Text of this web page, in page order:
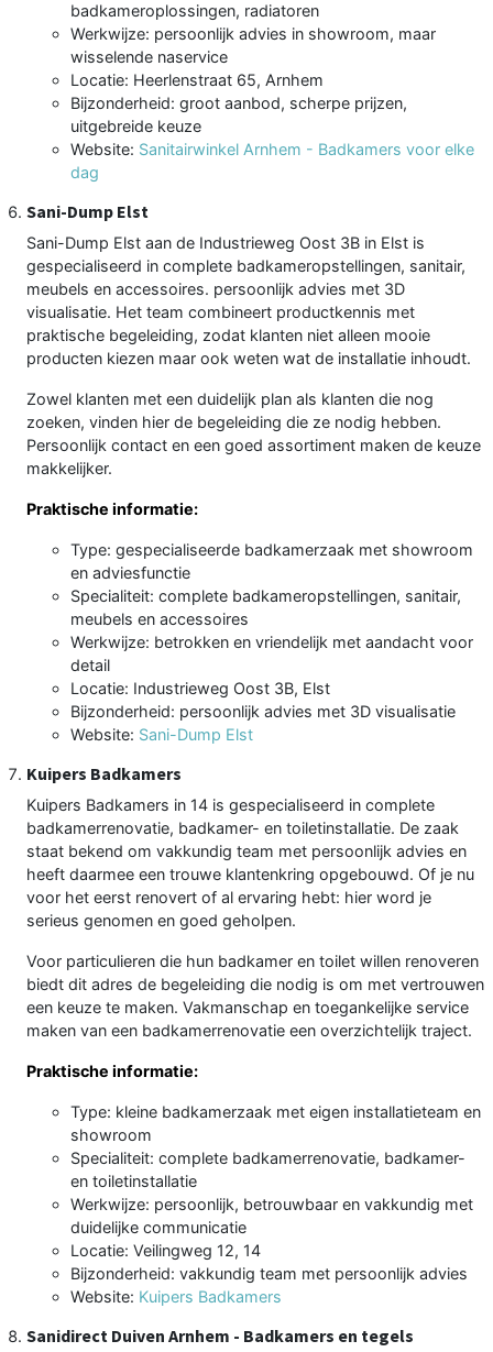
badkameroplossingen, radiatoren
Werkwijze: persoonlijk advies in showroom, maar
wisselende naservice
Locatie: Heerlenstraat 65, Arnhem
Bijzonderheid: groot aanbod, scherpe prijzen,
uitgebreide keuze
Website: Sanitairwinkel Arnhem - Badkamers voor elke
dag
Sani-Dump Elst
Sani-Dump Elst aan de Industrieweg Oost 3B in Elst is
gespecialiseerd in complete badkameropstellingen, sanitair,
meubels en accessoires. persoonlijk advies met 3D
visualisatie. Het team combineert productkennis met
praktische begeleiding, zodat klanten niet alleen mooie
producten kiezen maar ook weten wat de installatie inhoudt.
Zowel klanten met een duidelijk plan als klanten die nog
zoeken, vinden hier de begeleiding die ze nodig hebben.
Persoonlijk contact en een goed assortiment maken de keuze
makkelijker.
Praktische informatie:
Type: gespecialiseerde badkamerzaak met showroom
en adviesfunctie
Specialiteit: complete badkameropstellingen, sanitair,
meubels en accessoires
Werkwijze: betrokken en vriendelijk met aandacht voor
detail
Locatie: Industrieweg Oost 3B, Elst
Bijzonderheid: persoonlijk advies met 3D visualisatie
Website: Sani-Dump Elst
Kuipers Badkamers
Kuipers Badkamers in 14 is gespecialiseerd in complete
badkamerrenovatie, badkamer- en toiletinstallatie. De zaak
staat bekend om vakkundig team met persoonlijk advies en
heeft daarmee een trouwe klantenkring opgebouwd. Of je nu
voor het eerst renovert of al ervaring hebt: hier word je
serieus genomen en goed geholpen.
Voor particulieren die hun badkamer en toilet willen renoveren
biedt dit adres de begeleiding die nodig is om met vertrouwen
een keuze te maken. Vakmanschap en toegankelijke service
maken van een badkamerrenovatie een overzichtelijk traject.
Praktische informatie:
Type: kleine badkamerzaak met eigen installatieteam en
showroom
Specialiteit: complete badkamerrenovatie, badkamer-
en toiletinstallatie
Werkwijze: persoonlijk, betrouwbaar en vakkundig met
duidelijke communicatie
Locatie: Veilingweg 12, 14
Bijzonderheid: vakkundig team met persoonlijk advies
Website: Kuipers Badkamers
Sanidirect Duiven Arnhem - Badkamers en tegels